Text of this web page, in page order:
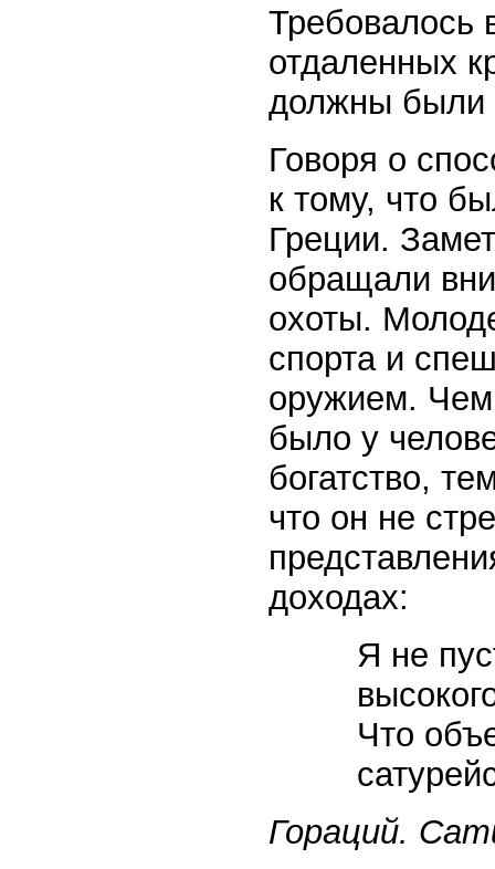
Требовалось
отдаленных
должны были
Говоря о
к тому, что
Греции.
обращали
охоты.
спорта и
оружием.
было у
богатство,
что он не
доходах:
Я не
Что
Гораций.